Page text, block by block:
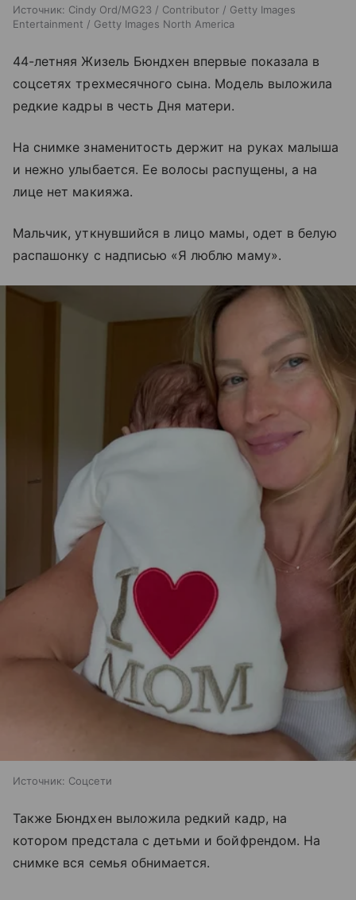
Источник: Cindy Ord/MG23 / Contributor / Getty Images
Entertainment / Getty Images North America
44-летняя Жизель Бюндхен впервые показала в
соцсетях трехмесячного сына. Модель выложила
редкие кадры в честь Дня матери.
На снимке знаменитость держит на руках малыша
и нежно улыбается. Ее волосы распущены, а на
лице нет макияжа.
Мальчик, уткнувшийся в лицо мамы, одет в белую
распашонку с надписью «Я люблю маму».
Источник: Соцсети
Также Бюндхен выложила редкий кадр, на
котором предстала с детьми и бойфрендом. На
снимке вся семья обнимается.